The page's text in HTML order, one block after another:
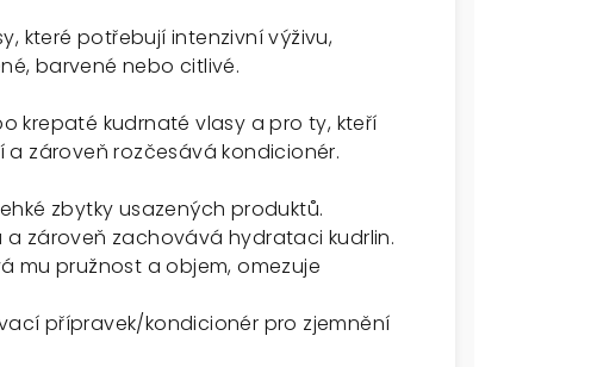
které potřebují intenzivní výživu,
barvené nebo citlivé.
krepaté kudrnaté vlasy a pro ty, kteří
a zároveň rozčesává kondicionér.
zbytky usazených produktů.
zároveň zachovává hydrataci kudrlin.
mu pružnost a objem, omezuje
přípravek/kondicionér pro zjemnění